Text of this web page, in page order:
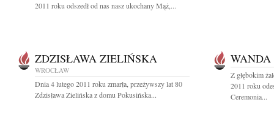
2011 roku odszedł od nas nasz ukochany Mąż,...
ZDZISŁAWA ZIELIŃSKA
WROCŁAW
Dnia 4 lutego 2011 roku zmarła, przeżywszy lat 80
Zdzisława Zielińska z domu Pokusińska...
WANDA
Z głębokim
2011 roku
Ceremonia...